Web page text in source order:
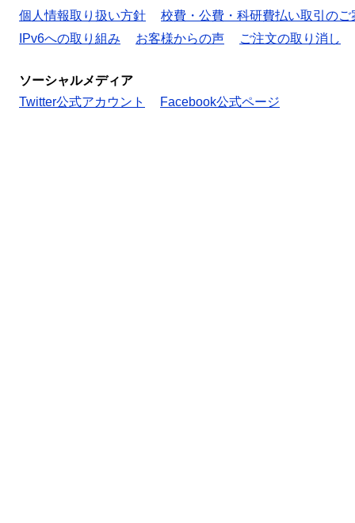
個人情報取り扱い方針
校費・公費・科研費払い取引のご
IPv6への取り組み
お客様からの声 ご注文の取り消し
ソーシャルメディア
Twitter公式アカウント
Facebook公式ページ